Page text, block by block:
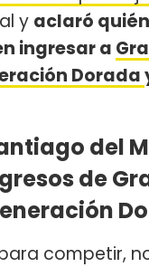
y aclaró
ingresar a
Dorada
del
de
competir,